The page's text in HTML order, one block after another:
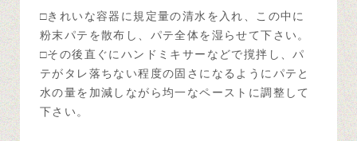
□きれいな容器に規定量の清水を入れ、この中に
粉末パテを散布し、パテ全体を湿らせて下さい。
□その後直ぐにハンドミキサーなどで撹拌し、パ
テがタレ落ちない程度の固さになるようにパテと
水の量を加減しながら均一なペーストに調整して
下さい。